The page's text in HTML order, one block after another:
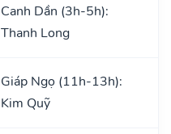
Canh Dần (3h-5h):
Thanh Long
Giáp Ngọ (11h-13h):
Kim Quỹ